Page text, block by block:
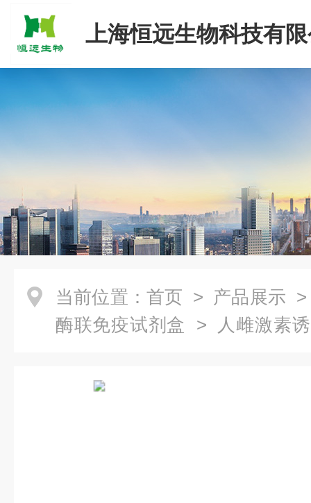
上海恒远生物科技有
当前位置： 首页 > 产品展示
酶联免疫试剂盒 > 人雌激素